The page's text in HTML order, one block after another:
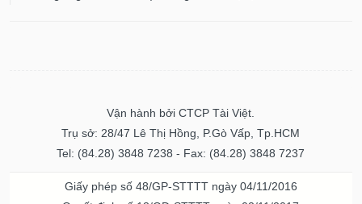
Trụ sở: 28/47 Lê Thị Hồng, P.Gò Vấp, Tp.HCM
Tel: (84.28) 3848 7238 - Fax: (84.28) 3848 7237
Quyết định số 13/QĐ-STTTT ngày 02/11/2017